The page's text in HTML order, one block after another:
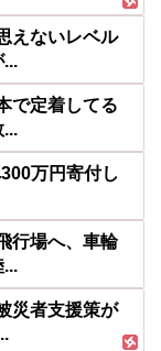
えないレベル
で定着してる
...
万円寄付し
行場へ、車輪
...
災者支援策が